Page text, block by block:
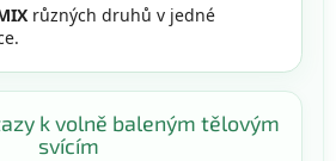
různých druhů v jedné
k volně baleným tělovým
svícím